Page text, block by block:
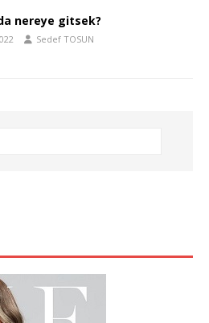
nereye gitsek?
Sedef TOSUN